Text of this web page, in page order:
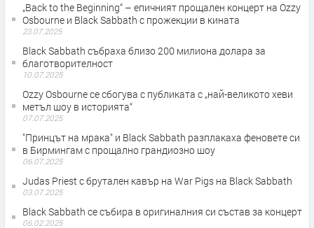
„Back to the Beginning“ – епичният прощален концерт на Ozzy
Osbourne и Black Sabbath с прожекции в кината
23.07.2025
Black Sabbath събраха близо 200 милиона долара за
благотворителност
10.07.2025
Ozzy Osbourne се сбогува с публиката с „най-великото хеви
метъл шоу в историята“
07.07.2025
"Принцът на мрака" и Black Sabbath разплакаха феновете си
в Бирмингам с прощално грандиозно шоу
06.07.2025
Judas Priest с брутален кавър на War Pigs на Black Sabbath
03.07.2025
Black Sabbath се събира в оригиналния си състав за концерт
06.02.2025